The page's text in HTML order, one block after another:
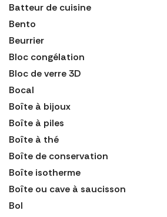
Batteur de cuisine
Bento
Beurrier
Bloc congélation
Bloc de verre 3D
Bocal
Boîte à bijoux
Boîte à piles
Boîte à thé
Boîte de conservation
Boîte isotherme
Boîte ou cave à saucisson
Bol